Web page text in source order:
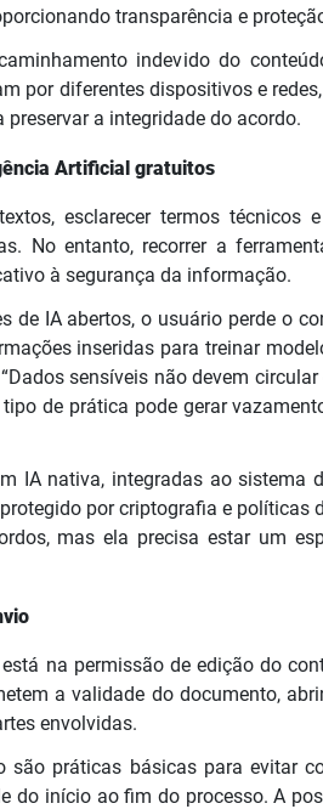
transparência e
indevido do
por diferentes dispositivos e
a integridade do acordo.
Artificial gratuitos
esclarecer termos técnicos
No entanto, recorrer a
à segurança da informação.
de IA abertos, o usuário perde o
inseridas para treinar
sensíveis não devem
de prática pode gerar
IA nativa, integradas ao sistema
por criptografia e políticas
mas ela precisa estar um
na permissão de edição do
a validade do documento,
envolvidas.
práticas básicas para evitar
do início ao fim do processo. A